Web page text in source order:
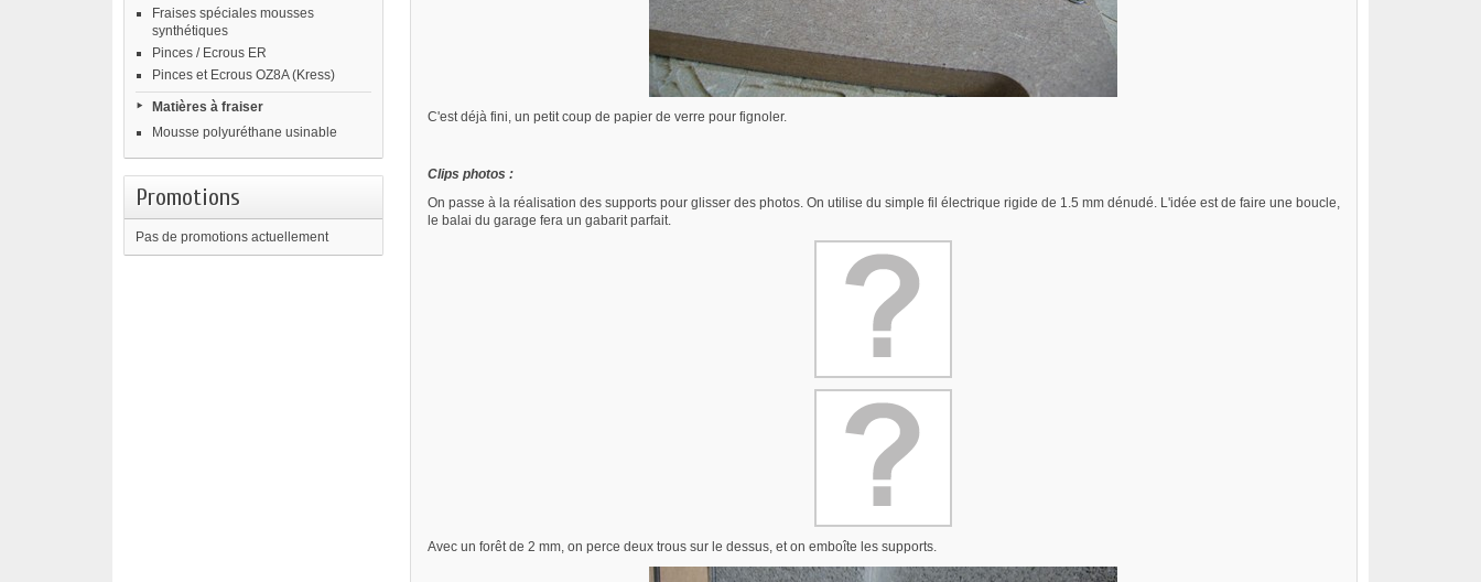
Fraises spéciales mousses
synthétiques
Pinces / Ecrous ER
Pinces et Ecrous OZ8A (Kress)
Matières à fraiser
Mousse polyuréthane usinable
Promotions
Pas de promotions actuellement
C'est déjà fini, un petit coup de papier de verre pour fignoler.
Clips photos :
On passe à la réalisation des supports pour glisser des photos. On utilise du simple fil électrique rigide de 1.5 mm dénudé. L'idée est de faire une boucle,
le balai du garage fera un gabarit parfait.
Avec un forêt de 2 mm, on perce deux trous sur le dessus, et on emboîte les supports.